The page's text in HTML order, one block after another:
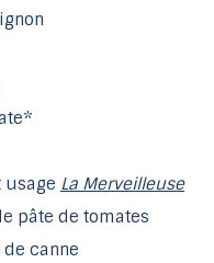
usage La Merveilleuse
pâte de tomates
canne